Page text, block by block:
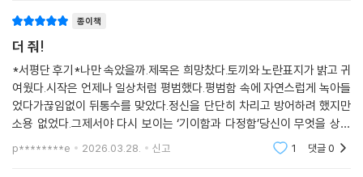
--- p.144, 「후루룩 쩝쩝 맛있는」 중에서
그런저런 생각을 하다가 양희 씨는 설핏 잠이 들었고… 얕은 잠 너머에서
양희 씨는 베개를 날개 삼아 하늘을 날고 있었는데… 손에 들린 건 파스타
였고… 그러니까 날면서 파스타를 먹고 있었는데… 시뻘건 양념과 버무려
진 것이 칼칼짭짭달달하여 매우 맛이 좋았고… 건더기가 매우 쫄깃하고 감
칠맛이 넘쳐서… 행복한 맛… 즐거운 맛… 미식의 향연이로다….
--- p.148, 「후루룩 쩝쩝 맛있는」 중에서
물비린내, 아무도 없는 영화관의 갇힌 공기 속 객석의 가죽 냄새… 이멍은
이 감각들을 생생하게 끌어올리며 ‘한국에서 살아가는 삶’에 대한 씁쓸함
을 표현한다. 그리고 이 씁쓸함은 한국의 노동문제, 돌봄 문제, 공장식 축
산, 혐오문제와 맞닿아 있다.
이멍은 ‘의도하지 않았다’라고 언급했으나, 그의 글에는 그의 경험들이 자
연스럽게 녹아들어 기이한 현실감을 지닌다. 물류 창고에서 일하다 위에서
종이책
더 줘!
*서평단 후기*나만 속았을까.제목은 희망찼다.토끼와 노란표지가 밝고 귀
여웠다.시작은 언제나 일상처럼 평범했다.평범함 속에 자연스럽게 녹아들
었다가끊임없이 뒤통수를 맞았다.정신을 단단히 차리고 방어하려 했지만
소용 없었다.그제서야 다시 보이는 ‘기이함과 다정함’당신이 무엇을 상상
하든 절대 아니다.천재를 따라잡을 수 없는 범재의 영원한 슬픔마저 느껴
졌다.결론적으로 책
p********e 2026.03.28. 신고 1 댓글0